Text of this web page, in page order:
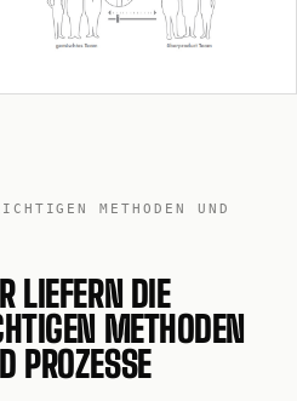
METHODEN UND
LIEFERN DIE
METHODEN
PROZESSE